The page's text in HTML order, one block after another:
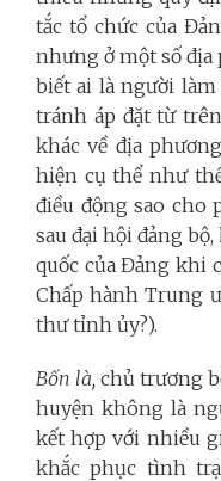
tắc tổ chức của
nhưng ở một số
biết ai là người
tránh áp đặt từ
khác về địa
hiện cụ thể như
điều động sao cho
sau đại hội đảng
quốc của Đảng khi
Chấp hành Trung
thư tỉnh ủy?).
Bốn là, chủ trương
huyện không là
kết hợp với nhiều
khắc phục tình